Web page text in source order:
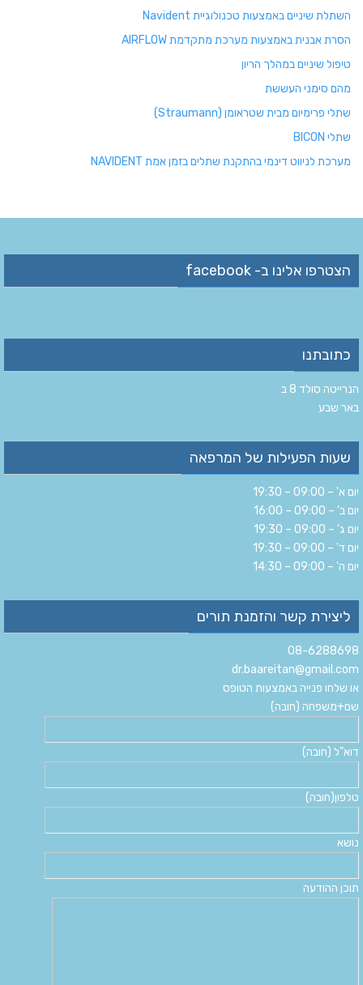
השתלת שיניים באמצעות טכנולוגיית Navident
הסרת אבנית באמצעות מערכת מתקדמת AIRFLOW
טיפול שיניים במהלך הריון
מהם סימני העששת
שתלי פרימיום מבית שטראומן (Straumann)
שתלי BICON
מערכת לניווט דינמי בהתקנת שתלים בזמן אמת NAVIDENT
הצטרפו אלינו ב- facebook
כתובתנו
הנרייטה סולד 8 ב‏
‏באר שבע‏
שעות הפעילות של המרפאה
יום א' – 09:00 – 19:30
יום ב' – 09:00 – 16:00
יום ג' – 09:00 – 19:30
יום ד' – 09:00 – 19:30
יום ה' – 09:00 – 14:30
ליצירת קשר והזמנת תורים
08-6288698
dr.baareitan@gmail.com
או שלחו פנייה באמצעות הטופס
שם+משפחה (חובה)
דוא"ל (חובה)
טלפון(חובה)
נושא
תוכן ההודעה